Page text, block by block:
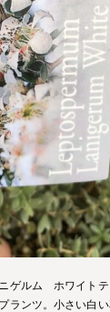
ルム ホワイトテ
ランツ。小さい白